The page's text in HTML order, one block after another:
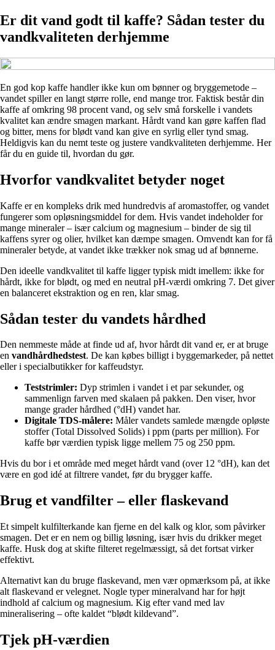
Er dit vand godt til kaffe? Sådan tester du
vandkvaliteten derhjemme
En god kop kaffe handler ikke kun om bønner og bryggemetode –
vandet spiller en langt større rolle, end mange tror. Faktisk består din
kaffe af omkring 98 procent vand, og selv små forskelle i vandets
kvalitet kan ændre smagen markant. Hårdt vand kan gøre kaffen flad
og bitter, mens for blødt vand kan give en syrlig eller tynd smag.
Heldigvis kan du nemt teste og justere vandkvaliteten derhjemme. Her
får du en guide til, hvordan du gør.
Hvorfor vandkvalitet betyder noget
Kaffe er en kompleks drik med hundredvis af aromastoffer, og vandet
fungerer som opløsningsmiddel for dem. Hvis vandet indeholder for
mange mineraler – især calcium og magnesium – binder de sig til
kaffens syrer og olier, hvilket kan dæmpe smagen. Omvendt kan for få
mineraler betyde, at vandet ikke trækker nok smag ud af bønnerne.
Den ideelle vandkvalitet til kaffe ligger typisk midt imellem: ikke for
hårdt, ikke for blødt, og med en neutral pH-værdi omkring 7. Det giver
en balanceret ekstraktion og en ren, klar smag.
Sådan tester du vandets hårdhed
Den nemmeste måde at finde ud af, hvor hårdt dit vand er, er at bruge
en vandhårdhedstest. De kan købes billigt i byggemarkeder, på nettet
eller i specialbutikker for kaffeudstyr.
Teststrimler: Dyp strimlen i vandet i et par sekunder, og
sammenlign farven med skalaen på pakken. Den viser, hvor
mange grader hårdhed (°dH) vandet har.
Digitale TDS-målere: Måler vandets samlede mængde opløste
stoffer (Total Dissolved Solids) i ppm (parts per million). For
kaffe bør værdien typisk ligge mellem 75 og 250 ppm.
Hvis du bor i et område med meget hårdt vand (over 12 °dH), kan det
være en god idé at filtrere vandet, før du brygger kaffe.
Brug et vandfilter – eller flaskevand
Et simpelt kulfilterkande kan fjerne en del kalk og klor, som påvirker
smagen. Det er en nem og billig løsning, især hvis du drikker meget
kaffe. Husk dog at skifte filteret regelmæssigt, så det fortsat virker
effektivt.
Alternativt kan du bruge flaskevand, men vær opmærksom på, at ikke
alt flaskevand er velegnet. Nogle typer mineralvand har for højt
indhold af calcium og magnesium. Kig efter vand med lav
mineralisering – ofte kaldet “blødt kildevand”.
Tjek pH-værdien